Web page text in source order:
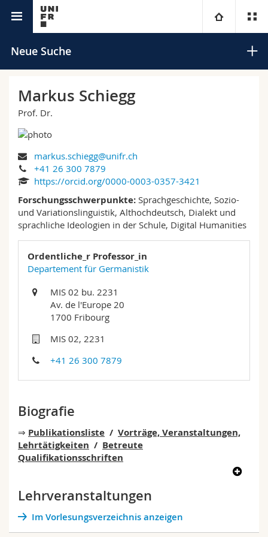
Universität
Campus
Universität
Weiterbildung
Theologische Fak.
Wirtschafts- und Sozialwissenschaftliche Fak.
Philosophische Fak.
Fak. für Erziehungs- und Bildungswissenschaften
Math.-Nat. und Med. Fak.
Interfakultär
Informationen für
Studierende
Medien
Forschende
Mitarbeitende
Doktorierende
Personenverzeichnis
Ortsplan
Webmail
Vorlesungsverzeichnis
MyUnifr
Neue Suche
Markus Schiegg
Prof. Dr.
markus.schiegg@unifr.ch
+41 26 300 7879
https://orcid.org/0000-0003-0357-3421
Forschungsschwerpunkte: Sprachgeschichte, Sozio-
und Variationslinguistik, Althochdeutsch, Dialekt und
sprachliche Ideologien in der Schule, Digital Humanities
Ordentliche_r Professor_in
Departement für Germanistik
MIS 02 bu. 2231
Av. de l'Europe 20
1700 Fribourg
MIS 02, 2231
+41 26 300 7879
Biografie
⇒ Publikationsliste / Vorträge, Veranstaltungen,
Lehrtätigkeiten / Betreute
Qualifikationsschriften
Germanistische Linguistik an der Universität
Freiburg/Schweiz
2024: Heisenberg-Stipendiat (DFG) an der FAU
Erlangen-Nürnberg
Lehrveranstaltungen
Im Vorlesungsverzeichnis anzeigen